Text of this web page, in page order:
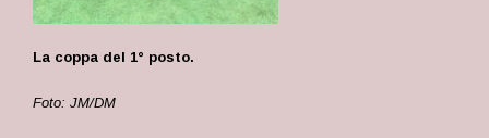
La coppa del 1° posto.
Foto: JM/DM